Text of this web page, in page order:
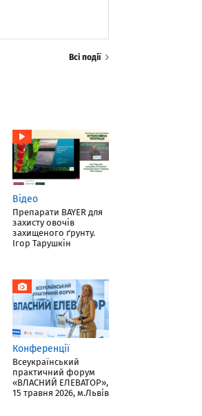
Всі події
Відео
Препарати BAYER для
захисту овочів
захищеного ґрунту.
Ігор Тарушкін
Конференції
Всеукраїнський
практичний форум
«ВЛАСНИЙ ЕЛЕВАТОР»,
15 травня 2026, м.Львів